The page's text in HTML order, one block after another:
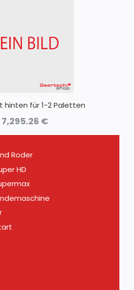
hinten für 1-2 Paletten
7,295.26 €
Roder
HD